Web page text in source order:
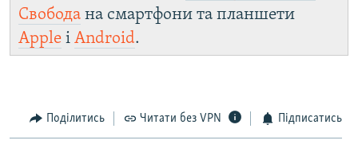
Свобода на смартфони та планшети
Apple і Android.
Поділитись Читати без VPN Підписатись